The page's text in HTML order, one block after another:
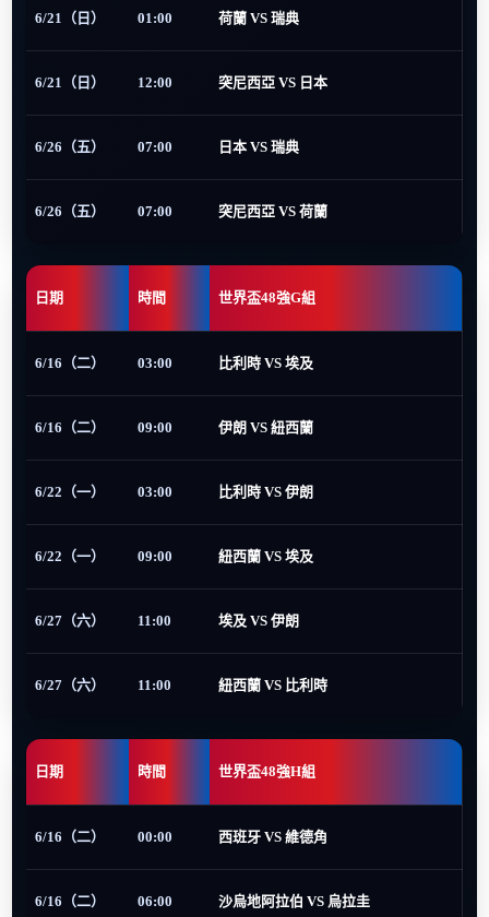
6/21（日） 01:00 荷蘭 VS 瑞典
6/21（日） 12:00 突尼西亞 VS 日本
6/26（五） 07:00 日本 VS 瑞典
6/26（五） 07:00 突尼西亞 VS 荷蘭
日期 時間 世界盃48強G組
6/16（二） 03:00 比利時 VS 埃及
6/16（二） 09:00 伊朗 VS 紐西蘭
6/22（一） 03:00 比利時 VS 伊朗
6/22（一） 09:00 紐西蘭 VS 埃及
6/27（六） 11:00 埃及 VS 伊朗
6/27（六） 11:00 紐西蘭 VS 比利時
日期 時間 世界盃48強H組
6/16（二） 00:00 西班牙 VS 維德角
6/16（二） 06:00 沙烏地阿拉伯 VS 烏拉圭